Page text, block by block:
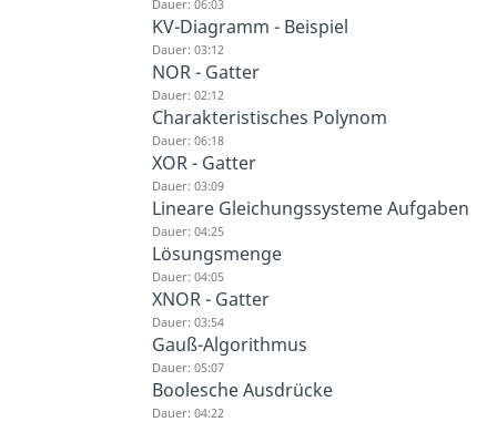
Dauer: 06:03
KV-Diagramm - Beispiel
Dauer: 03:12
NOR - Gatter
Dauer: 02:12
Charakteristisches Polynom
Dauer: 06:18
XOR - Gatter
Dauer: 03:09
Lineare Gleichungssysteme Aufgaben
Dauer: 04:25
Lösungsmenge
Dauer: 04:05
XNOR - Gatter
Dauer: 03:54
Gauß-Algorithmus
Dauer: 05:07
Boolesche Ausdrücke
Dauer: 04:22